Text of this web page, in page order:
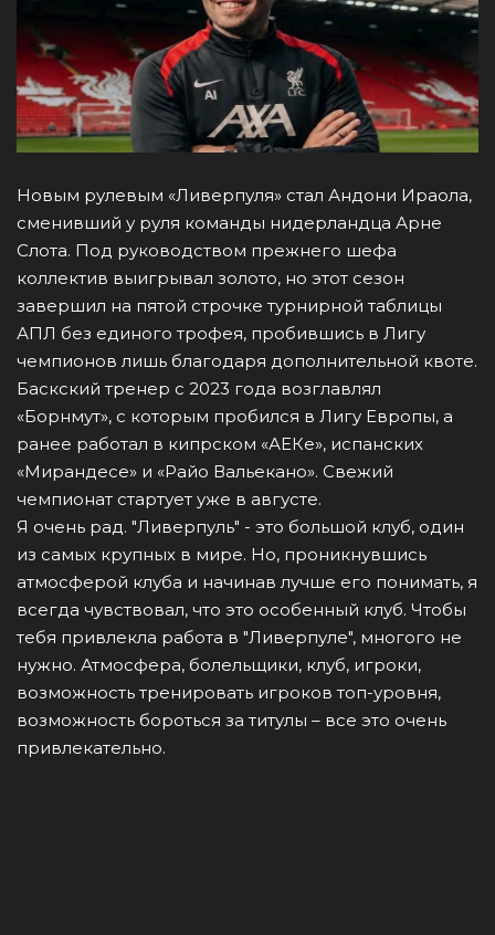
Новым рулевым «Ливерпуля» стал Андони Ираола,
сменивший у руля команды нидерландца Арне
Слота. Под руководством прежнего шефа
коллектив выигрывал золото, но этот сезон
завершил на пятой строчке турнирной таблицы
АПЛ без единого трофея, пробившись в Лигу
чемпионов лишь благодаря дополнительной квоте.
Баскский тренер с 2023 года возглавлял
«Борнмут», с которым пробился в Лигу Европы, а
ранее работал в кипрском «АЕКе», испанских
«Мирандесе» и «Райо Вальекано». Свежий
чемпионат стартует уже в августе.
Я очень рад. "Ливерпуль" - это большой клуб, один
из самых крупных в мире. Но, проникнувшись
атмосферой клуба и начинав лучше его понимать, я
всегда чувствовал, что это особенный клуб. Чтобы
тебя привлекла работа в "Ливерпуле", многого не
нужно. Атмосфера, болельщики, клуб, игроки,
возможность тренировать игроков топ-уровня,
возможность бороться за титулы – все это очень
привлекательно.